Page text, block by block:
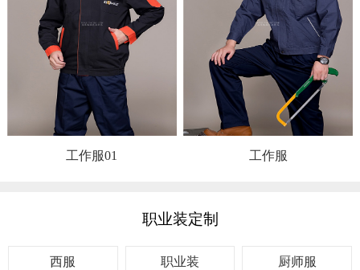
工作服01 工作服
职业装定制
西服 职业装 厨师服